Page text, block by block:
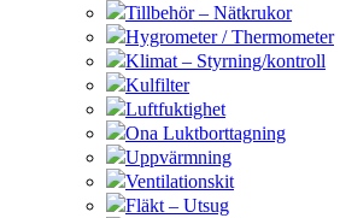
Tillbehör – Nätkrukor
Hygrometer / Thermometer
Klimat – Styrning/kontroll
Kulfilter
Luftfuktighet
Ona Luktborttagning
Uppvärmning
Ventilationskit
Fläkt – Utsug